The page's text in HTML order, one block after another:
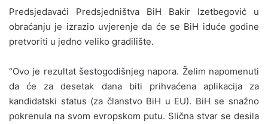
Predsjedavaći Predsjedništva BiH Bakir Izetbegović u
obraćanju je izrazio uvjerenje da će se BiH iduće godine
pretvoriti u jedno veliko gradilište.
“Ovo je rezultat šestogodišnjeg napora. Želim napomenuti
da će za desetak dana biti prihvaćena aplikacija za
kandidatski status (za članstvo BiH u EU). BiH se snažno
pokrenula na svom evropskom putu. Slična stvar se desila